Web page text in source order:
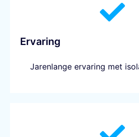
Ervaring
Jarenlange ervaring met